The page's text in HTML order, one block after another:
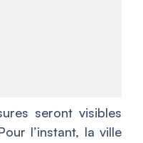
seront visibles
l’instant, la ville